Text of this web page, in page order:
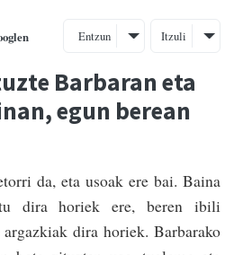
Entzun Itzuli
Barbaran eta
egun berean
da, eta usoak ere bai. Baina
dira horiek ere, beren ibili
dira horiek. Barbarako